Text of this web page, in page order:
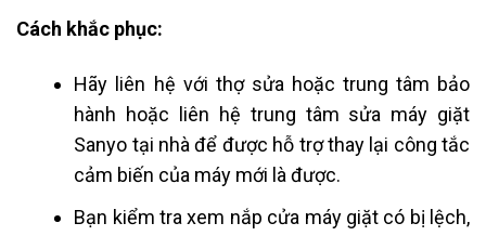
Cách khắc phục:
Hãy liên hệ với thợ sửa hoặc trung tâm bảo
hành hoặc liên hệ trung tâm sửa máy giặt
Sanyo tại nhà để được hỗ trợ thay lại công tắc
cảm biến của máy mới là được.
Bạn kiểm tra xem nắp cửa máy giặt có bị lệch,